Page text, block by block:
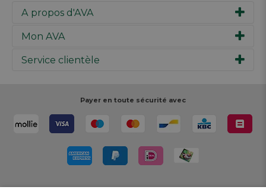
A propos d'AVA
Notre histoire
Travailler chez AVA
Mon AVA
Inspiration
Réalisez votre création
Rédiger un commentaire
Service clientèle
Votre paiement
Votre livraison
Retour
Rappels de produits
Payer en toute sécurité avec